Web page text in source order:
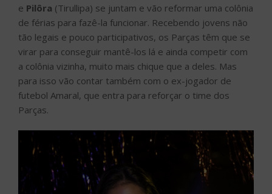
e Pilôra (Tirullipa) se juntam e vão reformar uma colônia
de férias para fazê-la funcionar. Recebendo jovens não
tão legais e pouco participativos, os Parças têm que se
virar para conseguir mantê-los lá e ainda competir com
a colônia vizinha, muito mais chique que a deles. Mas
para isso vão contar também com o ex-jogador de
futebol Amaral, que entra para reforçar o time dos
Parças.